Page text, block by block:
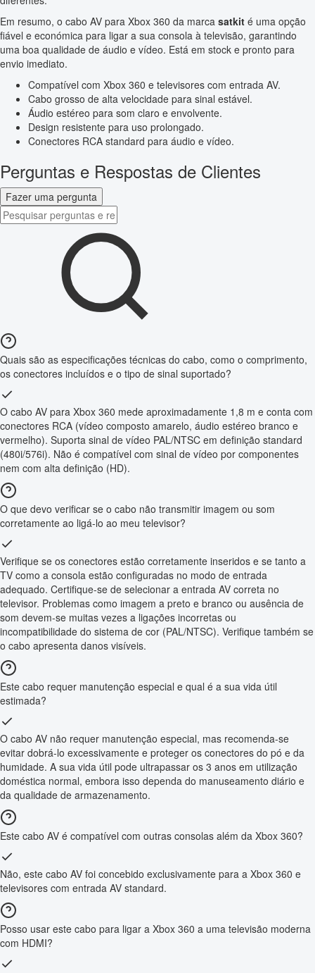
Em resumo, o cabo AV para Xbox 360 da marca satkit é uma opção
fiável e económica para ligar a sua consola à televisão, garantindo
uma boa qualidade de áudio e vídeo. Está em stock e pronto para
envio imediato.
Compatível com Xbox 360 e televisores com entrada AV.
Cabo grosso de alta velocidade para sinal estável.
Áudio estéreo para som claro e envolvente.
Design resistente para uso prolongado.
Conectores RCA standard para áudio e vídeo.
Perguntas e Respostas de Clientes
Fazer uma pergunta
Quais são as especificações técnicas do cabo, como o comprimento,
os conectores incluídos e o tipo de sinal suportado?
O cabo AV para Xbox 360 mede aproximadamente 1,8 m e conta com
conectores RCA (vídeo composto amarelo, áudio estéreo branco e
vermelho). Suporta sinal de vídeo PAL/NTSC em definição standard
(480i/576i). Não é compatível com sinal de vídeo por componentes
nem com alta definição (HD).
O que devo verificar se o cabo não transmitir imagem ou som
corretamente ao ligá-lo ao meu televisor?
Verifique se os conectores estão corretamente inseridos e se tanto a
TV como a consola estão configuradas no modo de entrada
adequado. Certifique-se de selecionar a entrada AV correta no
televisor. Problemas como imagem a preto e branco ou ausência de
som devem-se muitas vezes a ligações incorretas ou
incompatibilidade do sistema de cor (PAL/NTSC). Verifique também se
o cabo apresenta danos visíveis.
Este cabo requer manutenção especial e qual é a sua vida útil
estimada?
O cabo AV não requer manutenção especial, mas recomenda-se
evitar dobrá-lo excessivamente e proteger os conectores do pó e da
humidade. A sua vida útil pode ultrapassar os 3 anos em utilização
doméstica normal, embora isso dependa do manuseamento diário e
da qualidade de armazenamento.
Este cabo AV é compatível com outras consolas além da Xbox 360?
Não, este cabo AV foi concebido exclusivamente para a Xbox 360 e
televisores com entrada AV standard.
Posso usar este cabo para ligar a Xbox 360 a uma televisão moderna
com HDMI?